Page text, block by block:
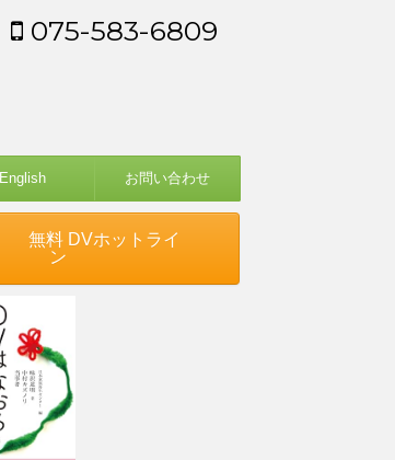
075-583-6809
English お問い合わせ
無料 DVホットライ
ン